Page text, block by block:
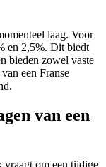
laag. Voor
en 2,5%. Dit biedt
bieden zowel vaste
een Franse
van een